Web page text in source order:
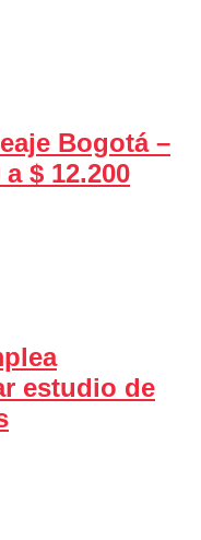
Bogotá –
$ 12.200
estudio de